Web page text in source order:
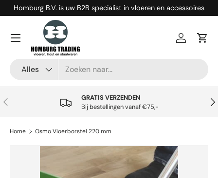
Ga naar inhoud
Homburg B.V. is uw B2B specialist in vloeren en accessoires
Alles
Inloggen
Menu
Vorige
GRATIS VERZENDEN
Bij bestellingen vanaf €75,-
Home Osmo Vloerborstel 220 mm
Ga direct naar productinformatie